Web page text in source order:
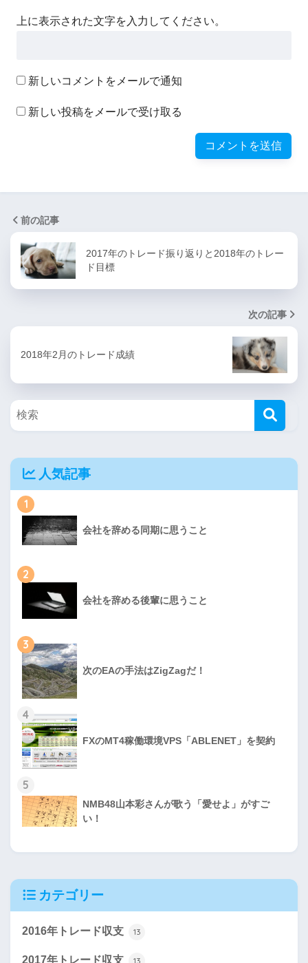
上に表示された文字を入力してください。
新しいコメントをメールで通知
新しい投稿をメールで受け取る
前の記事
2017年のトレード振り返りと2018年のトレー
ド目標
次の記事
2018年2月のトレード成績
人気記事
1
会社を辞める同期に思うこと
2
会社を辞める後輩に思うこと
3
次のEAの手法はZigZagだ！
4
FXのMT4稼働環境VPS「ABLENET」を契約
5
NMB48山本彩さんが歌う「愛せよ」がすご
い！
カテゴリー
2016年トレード収支 13
2017年トレード収支 13